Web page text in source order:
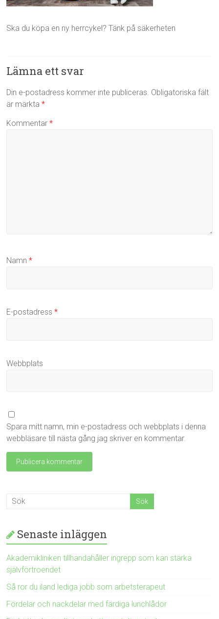
Ska du köpa en ny herrcykel? Tänk på säkerheten
Lämna ett svar
Din e-postadress kommer inte publiceras. Obligatoriska fält
är märkta*
Kommentar*
Namn*
E-postadress*
Webbplats
Spara mitt namn, min e-postadress och webbplats i denna
webbläsare till nästa gång jag skriver en kommentar.
Senaste inläggen
Akademikliniken tillhandahåller ingrepp som kan stärka
självförtroendet
Så ror du iland lediga jobb som arbetsterapeut
Fördelar och nackdelar med färdiga lunchlådor